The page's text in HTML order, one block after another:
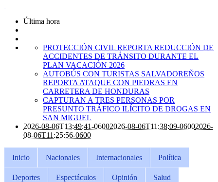
Última hora
PROTECCIÓN CIVIL REPORTA REDUCCIÓN DE
ACCIDENTES DE TRÁNSITO DURANTE EL
PLAN VACACIÓN 2026
AUTOBÚS CON TURISTAS SALVADOREÑOS
REPORTA ATAQUE CON PIEDRAS EN
CARRETERA DE HONDURAS
CAPTURAN A TRES PERSONAS POR
PRESUNTO TRÁFICO ILÍCITO DE DROGAS EN
SAN MIGUEL
2026-08-06T13:49:41-06002026-08-06T11:38:09-06002026-
08-06T11:25:56-0600
Inicio Nacionales Internacionales Política
Deportes Espectáculos Opinión Salud